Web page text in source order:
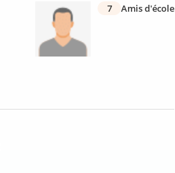
7 Amis d'école